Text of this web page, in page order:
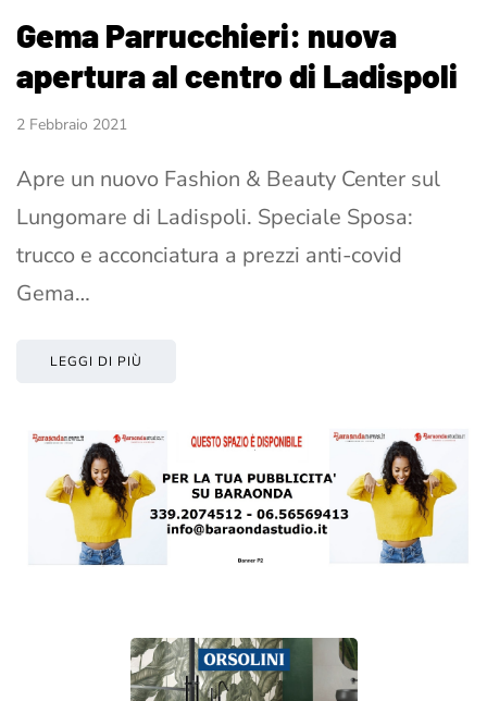
Gema Parrucchieri: nuova
apertura al centro di Ladispoli
2 Febbraio 2021
Apre un nuovo Fashion & Beauty Center sul
Lungomare di Ladispoli. Speciale Sposa:
trucco e acconciatura a prezzi anti-covid
Gema…
LEGGI DI PIÙ